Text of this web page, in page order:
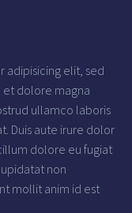
adipisicing elit, sed
dolore magna
ullamco laboris
Duis aute irure dolor
dolore eu fugiat
non
mollit anim id est